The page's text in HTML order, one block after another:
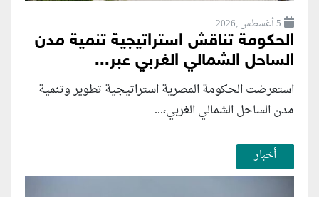
5 أغسطس ,2026
الحكومة تناقش استراتيجية تنمية مدن
الساحل الشمالي الغربي عبر...
استعرضت الحكومة المصرية استراتيجية تطوير وتنمية
مدن الساحل الشمالي الغربي،...
أخبار